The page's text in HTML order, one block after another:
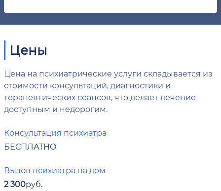
Цены
Цена на психиатрические услуги складывается из
стоимости консультаций, диагностики и
терапевтических сеансов, что делает лечение
доступным и недорогим.
Консультация психиатра
БЕСПЛАТНО
Вызов психиатра на дом
2 300руб.